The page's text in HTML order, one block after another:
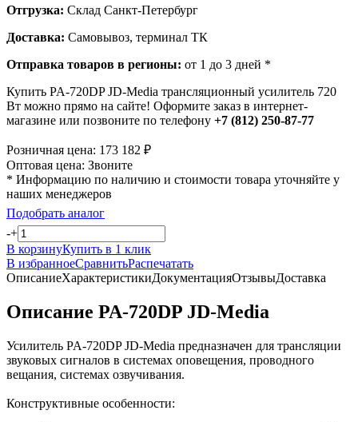
Отгрузка: Склад Санкт-Петербург
Доставка: Самовывоз, терминал ТК
Отправка товаров в регионы: от 1 до 3 дней *
Купить PA-720DP JD-Media трансляционный усилитель 720
Вт можно прямо на сайте! Оформите заказ в интернет-
магазине или позвоните по телефону +7 (812) 250-87-77
Розничная цена: 173 182 ₽
Оптовая цена: Звоните
* Информацию по наличию и стоимости товара уточняйте у
наших менеджеров
Подобрать аналог
-+
В корзинуКупить в 1 клик
В избранноеСравнитьРаспечатать
ОписаниеХарактеристикиДокументацияОтзывыДоставка
Описание PA-720DP JD-Media
Усилитель PA-720DP JD-Media предназначен для трансляции
звуковых сигналов в системах оповещения, проводного
вещания, системах озвучивания.
Конструктивные особенности: